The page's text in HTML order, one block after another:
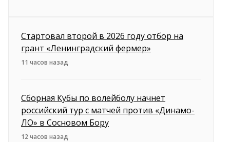
Стартовал второй в 2026 году отбор на
грант «Ленинградский фермер»
11 часов назад
Сборная Кубы по волейболу начнет
российский тур с матчей против «Динамо-
ЛО» в Сосновом Бору
12 часов назад